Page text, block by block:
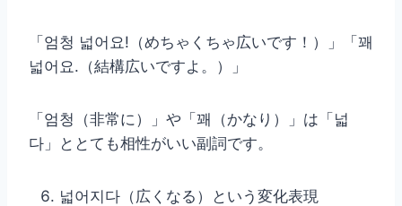
「엄청 넓어요!（めちゃくちゃ広いです！）」「꽤
넓어요.（結構広いですよ。）」
「엄청（非常に）」や「꽤（かなり）」は「넓
다」ととても相性がいい副詞です。
넓어지다（広くなる）という変化表現